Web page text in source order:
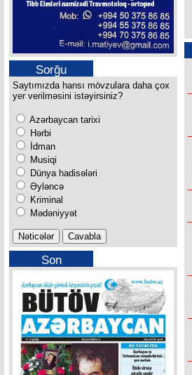
Sorğu
Saytımızda hansı mövzulara daha çox
yer verilməsini istəyirsiniz?
Azərbaycan tarixi
Hərbi
İdman
Musiqi
Dünya hadisələri
Əyləncə
Kriminal
Mədəniyyət
Son
buraxılışımız